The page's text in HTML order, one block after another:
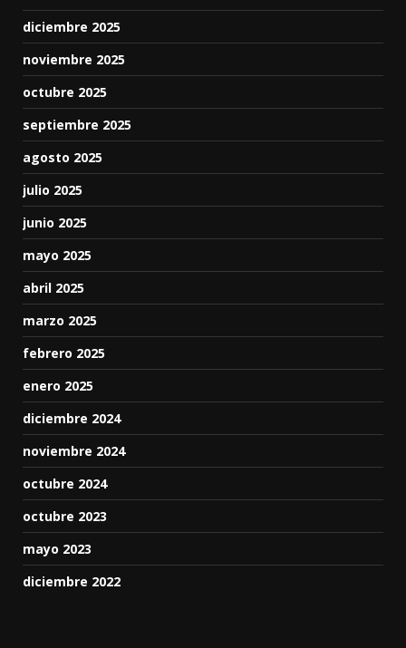
diciembre 2025
noviembre 2025
octubre 2025
septiembre 2025
agosto 2025
julio 2025
junio 2025
mayo 2025
abril 2025
marzo 2025
febrero 2025
enero 2025
diciembre 2024
noviembre 2024
octubre 2024
octubre 2023
mayo 2023
diciembre 2022